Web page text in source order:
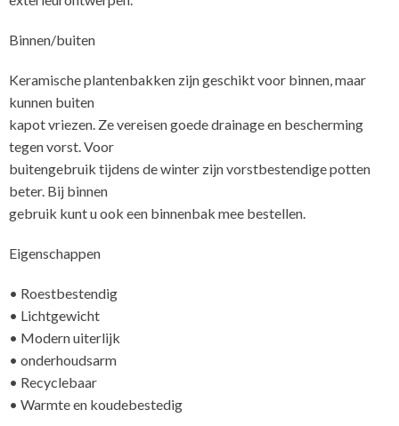
Binnen/buiten
Keramische plantenbakken zijn geschikt voor binnen, maar
kunnen buiten
kapot vriezen. Ze vereisen goede drainage en bescherming
tegen vorst. Voor
buitengebruik tijdens de winter zijn vorstbestendige potten
beter. Bij binnen
gebruik kunt u ook een binnenbak mee bestellen.
Eigenschappen
• Roestbestendig
• Lichtgewicht
• Modern uiterlijk
• onderhoudsarm
• Recyclebaar
• Warmte en koudebestedig